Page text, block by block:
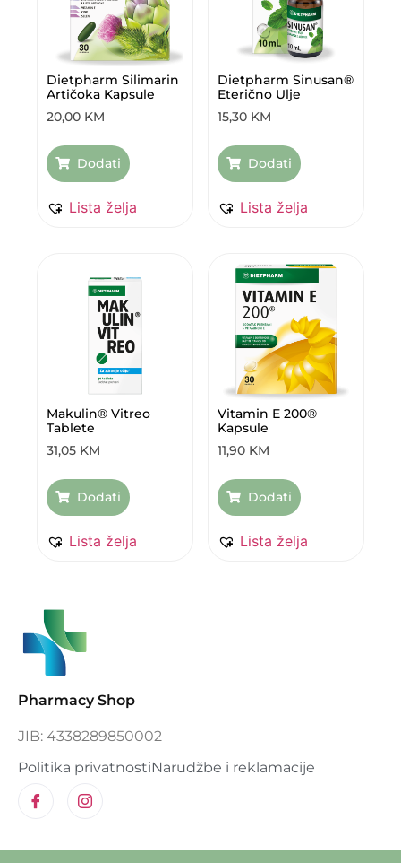
Dietpharm Silimarin
Artičoka Kapsule
20,00 KM
Dodati
Lista želja
Dietpharm Sinusan®
Eterično Ulje
15,30 KM
Dodati
Lista želja
Makulin® Vitreo
Tablete
31,05 KM
Dodati
Lista želja
Vitamin E 200®
Kapsule
11,90 KM
Dodati
Lista želja
Pharmacy Shop
JIB: 4338289850002
Politika privatnostiNarudžbe i reklamacije